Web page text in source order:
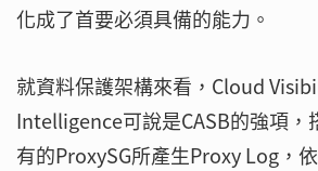
化成了首要必須具備的能力。
就資料保護架構來看，Cloud
Intelligence可說是CASB的強項，
有的ProxySG所產生Proxy Log，